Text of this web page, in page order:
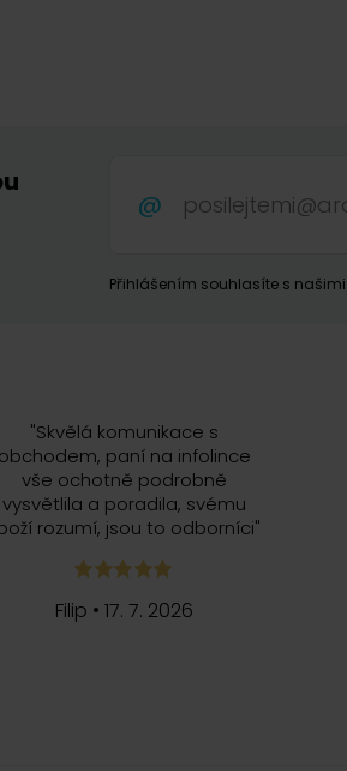
Přihlášením souhlasíte s našimi
"Skvělá komunikace s
obchodem, paní na infolince
vše ochotně podrobně
vysvětlila a poradila, svému
rozumí, jsou to odborníci"
Filip • 17. 7. 2026